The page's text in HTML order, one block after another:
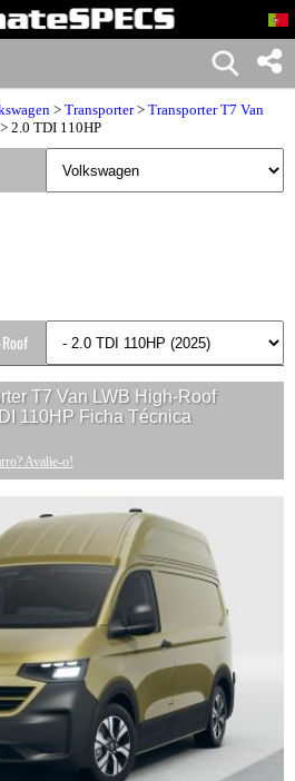
> Transporter> Transporter T7 Van
> 2.0 TDI 110HP
T7 Van LWB High-Roof
110HP Ficha Técnica
Avalie-o!